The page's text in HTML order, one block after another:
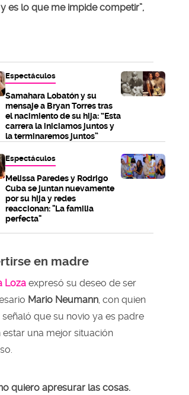
es lo que me impide competir”,
Espectáculos
Samahara Lobatón y su
mensaje a Bryan Torres tras
el nacimiento de su hija: “Esta
carrera la iniciamos juntos y
la terminaremos juntos”
Espectáculos
Melissa Paredes y Rodrigo
Cuba se juntan nuevamente
por su hija y redes
reaccionan: "La familia
perfecta"
en madre
Loza expresó su deseo de ser
Mario Neumann , con quien
que su novio ya es padre
una mejor situación
quiero apresurar las cosas.